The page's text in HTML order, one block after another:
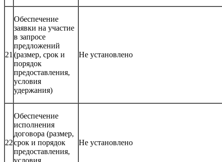
21
Обеспечение
заявки на участие
в запросе
предложений
(размер, срок и
порядок
предоставления,
условия
удержания)
Не установлено
22
Обеспечение
исполнения
договора (размер,
срок и порядок
предоставления,
условия
Не установлено